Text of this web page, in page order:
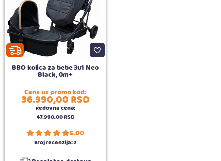
BBO kolica za bebe 3u1 Neo
Black, 0m+
Cena uz promo kod:
36.990,00RSD
Redovna cena:
47.990,00RSD
5.00
Broj recenzija:2